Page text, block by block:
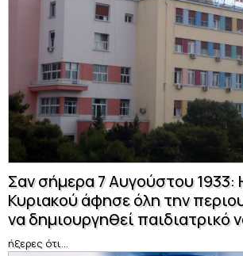
Σαν σήμερα 7 Αυγούστου 1933:
Κυριακού άφησε όλη την
να δημιουργηθεί παιδιατρικό
ήξερες ότι...